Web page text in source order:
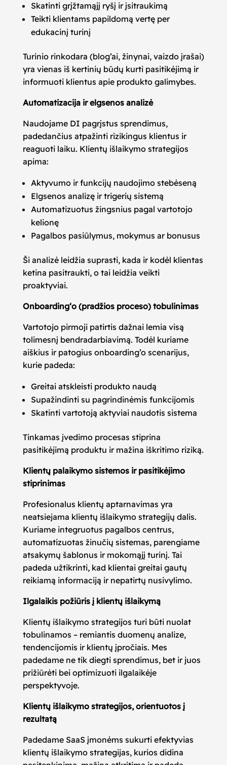
Skatinti grįžtamąjį ryšį ir įsitraukimą
Teikti klientams papildomą vertę per
edukacinį turinį
Turinio rinkodara (blog’ai, žinynai, vaizdo įrašai)
yra vienas iš kertinių būdų kurti pasitikėjimą ir
informuoti klientus apie produkto galimybes.
Automatizacija ir elgsenos analizė
Naudojame DI pagrįstus sprendimus,
padedančius atpažinti rizikingus klientus ir
reaguoti laiku. Klientų išlaikymo strategijos
apima:
Aktyvumo ir funkcijų naudojimo stebėseną
Elgsenos analizę ir trigerių sistemą
Automatizuotus žingsnius pagal vartotojo
kelionę
Pagalbos pasiūlymus, mokymus ar bonusus
Ši analizė leidžia suprasti, kada ir kodėl klientas
ketina pasitraukti, o tai leidžia veikti
proaktyviai.
Onboarding‘o (pradžios proceso) tobulinimas
Vartotojo pirmoji patirtis dažnai lemia visą
tolimesnį bendradarbiavimą. Todėl kuriame
aiškius ir patogius onboarding’o scenarijus,
kurie padeda:
Greitai atskleisti produkto naudą
Supažindinti su pagrindinėmis funkcijomis
Skatinti vartotoją aktyviai naudotis sistema
Tinkamas įvedimo procesas stiprina
pasitikėjimą produktu ir mažina iškritimo riziką.
Klientų palaikymo sistemos ir pasitikėjimo
stiprinimas
Profesionalus klientų aptarnavimas yra
neatsiejama klientų išlaikymo strategijų dalis.
Kuriame integruotus pagalbos centrus,
automatizuotas žinučių sistemas, parengiame
atsakymų šablonus ir mokomąjį turinį. Tai
padeda užtikrinti, kad klientai greitai gautų
reikiamą informaciją ir nepatirtų nusivylimo.
Ilgalaikis požiūris į klientų išlaikymą
Klientų išlaikymo strategijos turi būti nuolat
tobulinamos – remiantis duomenų analize,
tendencijomis ir klientų įpročiais. Mes
padedame ne tik diegti sprendimus, bet ir juos
prižiūrėti bei optimizuoti ilgalaikėje
perspektyvoje.
Klientų išlaikymo strategijos, orientuotos į
rezultatą
Padedame SaaS įmonėms sukurti efektyvias
klientų išlaikymo strategijas, kurios didina